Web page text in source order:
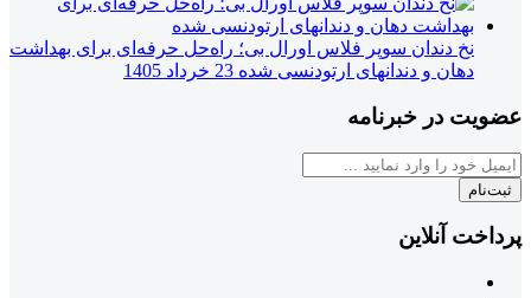
نخ دندان سوپر فلاس اورال بی؛ راه‌حل حرفه‌ای برای بهداشت
دهان و دندانهای ارتودنسی شده 23 خرداد 1405
عضویت در خبرنامه
ثبت‌نام
پرداخت آنلاین